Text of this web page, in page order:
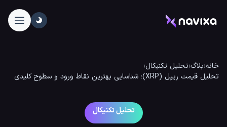
خانه‹بلاگ‹تحلیل تکنیکال‹
تحلیل قیمت ریپل (XRP)؛ شناسایی بهترین نقاط ورود و سطوح کلیدی
تحلیل تکنیکال